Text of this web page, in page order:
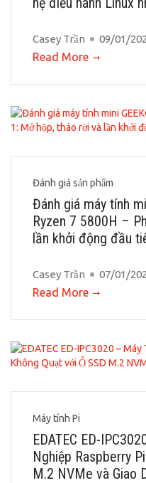
Casey Trần 09/01/
Read More
Đánh giá sản phẩm
Đánh giá máy tính
Ryzen 7 5800H –
lần khởi động đầu
Casey Trần 07/01/
Read More
Máy tính Pi
EDATEC ED-
Nghiệp Raspberry
M.2 NVMe và Giao